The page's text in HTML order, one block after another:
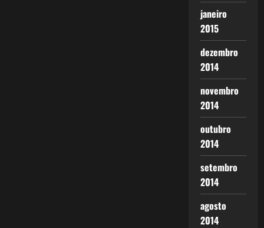
janeiro
2015
dezembro
2014
novembro
2014
outubro
2014
setembro
2014
agosto
2014